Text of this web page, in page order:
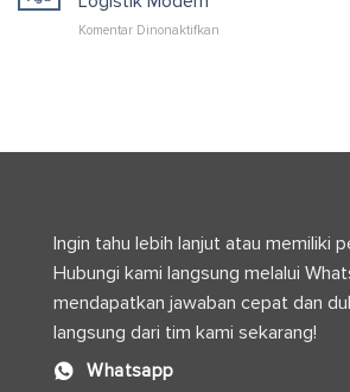
Komentar Dinonaktifkan
Produksi
Ingin tahu lebih lanjut atau memiliki
Hubungi kami langsung melalui
mendapatkan jawaban cepat dan
langsung dari tim kami sekarang!
Whatsapp